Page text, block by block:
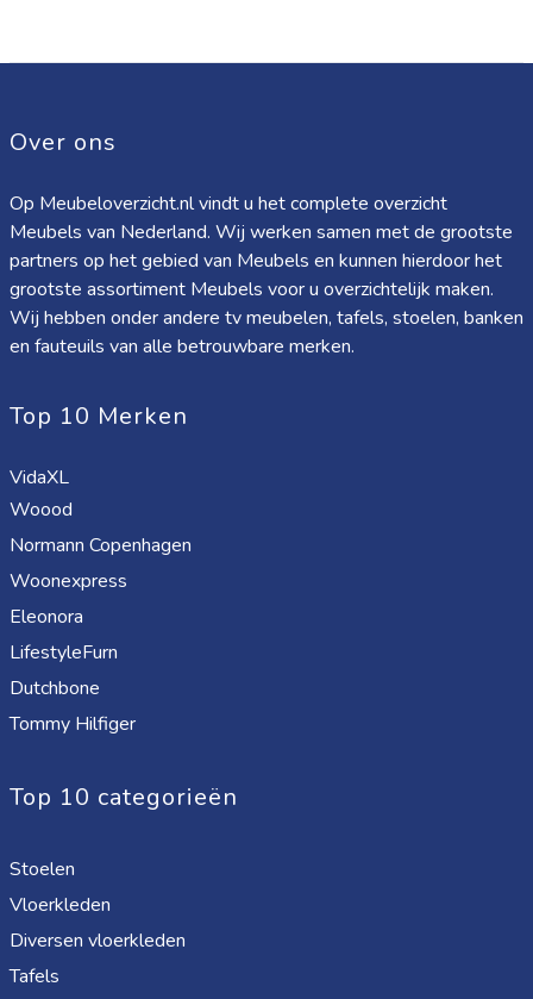
Over ons
Op Meubeloverzicht.nl vindt u het complete overzicht
Meubels van Nederland. Wij werken samen met de grootste
partners op het gebied van Meubels en kunnen hierdoor het
grootste assortiment Meubels voor u overzichtelijk maken.
Wij hebben onder andere tv meubelen, tafels, stoelen, banken
en fauteuils van alle betrouwbare merken.
Top 10 Merken
VidaXL
Woood
Normann Copenhagen
Woonexpress
Eleonora
LifestyleFurn
Dutchbone
Tommy Hilfiger
Top 10 categorieën
Stoelen
Vloerkleden
Diversen vloerkleden
Tafels